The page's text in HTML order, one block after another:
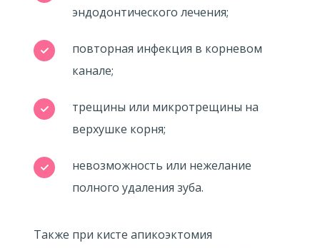
эндодонтического лечения;
повторная инфекция в корневом
канале;
трещины или микротрещины на
верхушке корня;
невозможность или нежелание
полного удаления зуба.
Также при кисте апикоэктомия